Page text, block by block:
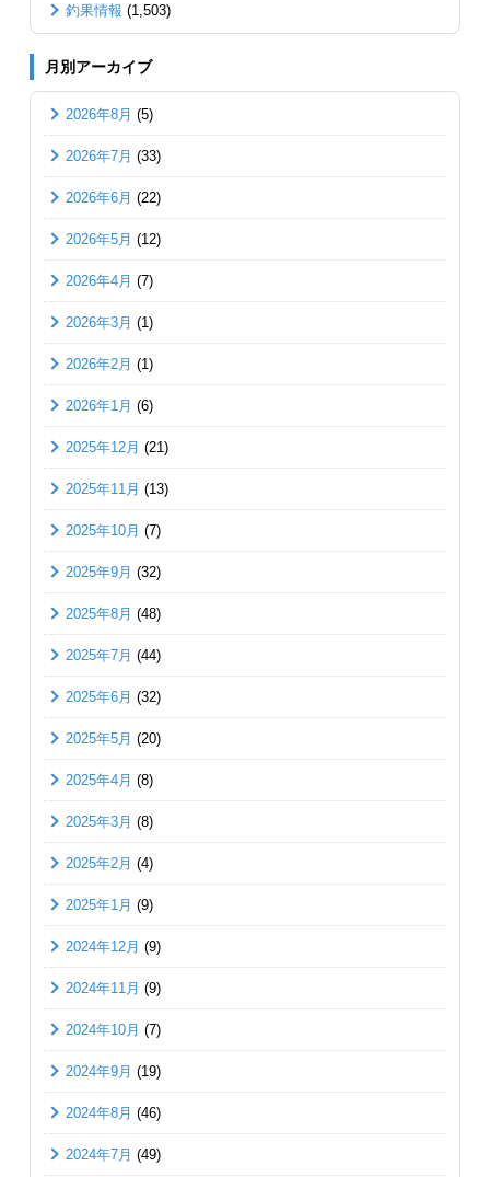
釣果情報 (1,503)
月別アーカイブ
2026年8月 (5)
2026年7月 (33)
2026年6月 (22)
2026年5月 (12)
2026年4月 (7)
2026年3月 (1)
2026年2月 (1)
2026年1月 (6)
2025年12月 (21)
2025年11月 (13)
2025年10月 (7)
2025年9月 (32)
2025年8月 (48)
2025年7月 (44)
2025年6月 (32)
2025年5月 (20)
2025年4月 (8)
2025年3月 (8)
2025年2月 (4)
2025年1月 (9)
2024年12月 (9)
2024年11月 (9)
2024年10月 (7)
2024年9月 (19)
2024年8月 (46)
2024年7月 (49)